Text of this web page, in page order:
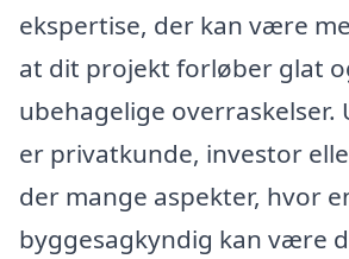
ekspertise, der kan være
at dit projekt forløber glat
ubehagelige overraskelser.
er privatkunde, investor
der mange aspekter, hvor
byggesagkyndig kan være